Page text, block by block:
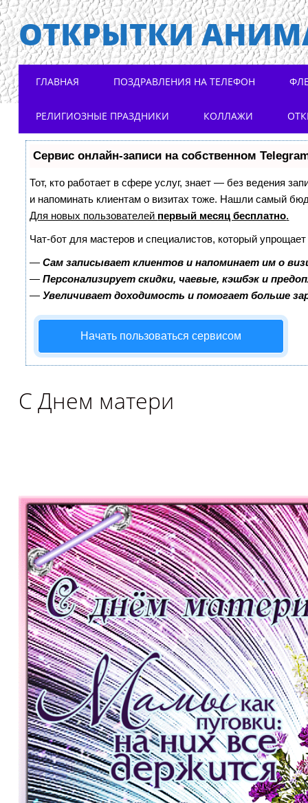
ОТКРЫТКИ
Main menu
ГЛАВНАЯ ПОЗДРАВЛЕНИЯ НА ТЕЛЕФОН
РЕЛИГИОЗНЫЕ ПРАЗДНИКИ КОЛЛАЖИ
Сервис онлайн-записи на собственном
Тот, кто работает в сфере услуг, знает — без ведения
и напоминать клиентам о визитах тоже. Нашли самый
Для новых пользователей первый месяц бесплатно.
Чат-бот для мастеров и специалистов, который
—Сам записывает клиентов и напоминает им о
—Персонализирует скидки, чаевые, кэшбэк и
—Увеличивает доходимость и помогает больше
Начать пользоваться сервисом
С Днем матери